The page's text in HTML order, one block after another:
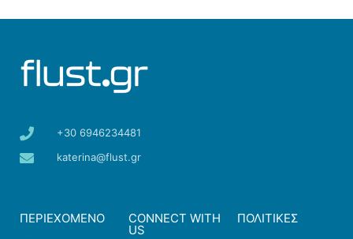
+30 6946234481
katerina@flust.gr
ΠΕΡΙΕΧΟΜΕΝΟ CONNECT WITH
US
ΠΟΛΙΤΙΚΕΣ